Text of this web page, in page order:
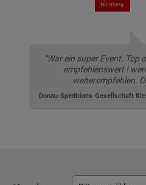
"War ein super Event.
empfehlenswert !
weiterempfehlen.
Donau-Speditions-Gesellschaft